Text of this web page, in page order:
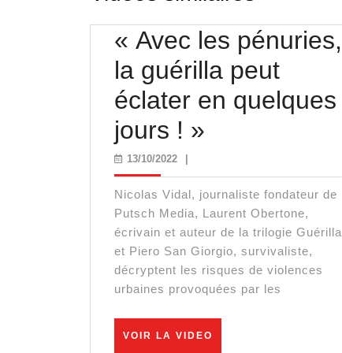
« Avec les pénuries,
la guérilla peut
éclater en quelques
jours ! »
pénuries,
la
guérilla
peut
en
13/10/202213/10/2022
Nicolas Vidal, journaliste fondateur de
Putsch Media, Laurent Obertone,
écrivain et auteur de la trilogie Guérilla
et Piero San Giorgio, survivaliste,
décryptent les risques de violences
urbaines provoquées par les
VOIR LA VIDEO